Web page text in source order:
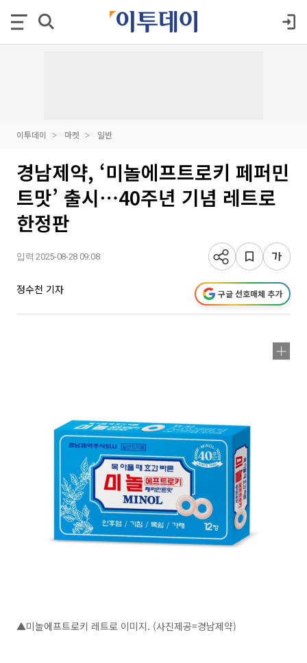
이투데이 마켓 일반
경남제약, ‘미놀에프트로키 페퍼민
트맛’ 출시⋯40주년 기념 레트로
한정판
입력 2025-08-28 09:08
정수천 기자 구글 선호매체 추가
▲미놀에프트로키 레트로 이미지. (사진제공=경남제약)